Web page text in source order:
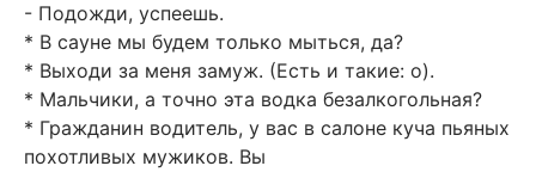
- Подожди, успеешь.
* В сауне мы будем только мыться, да?
* Выходи за меня замуж. (Есть и такие: о).
* Мальчики, а точно эта водка безалкогольная?
* Гражданин водитель, у вас в салоне куча пьяных
похотливых мужиков. Вы